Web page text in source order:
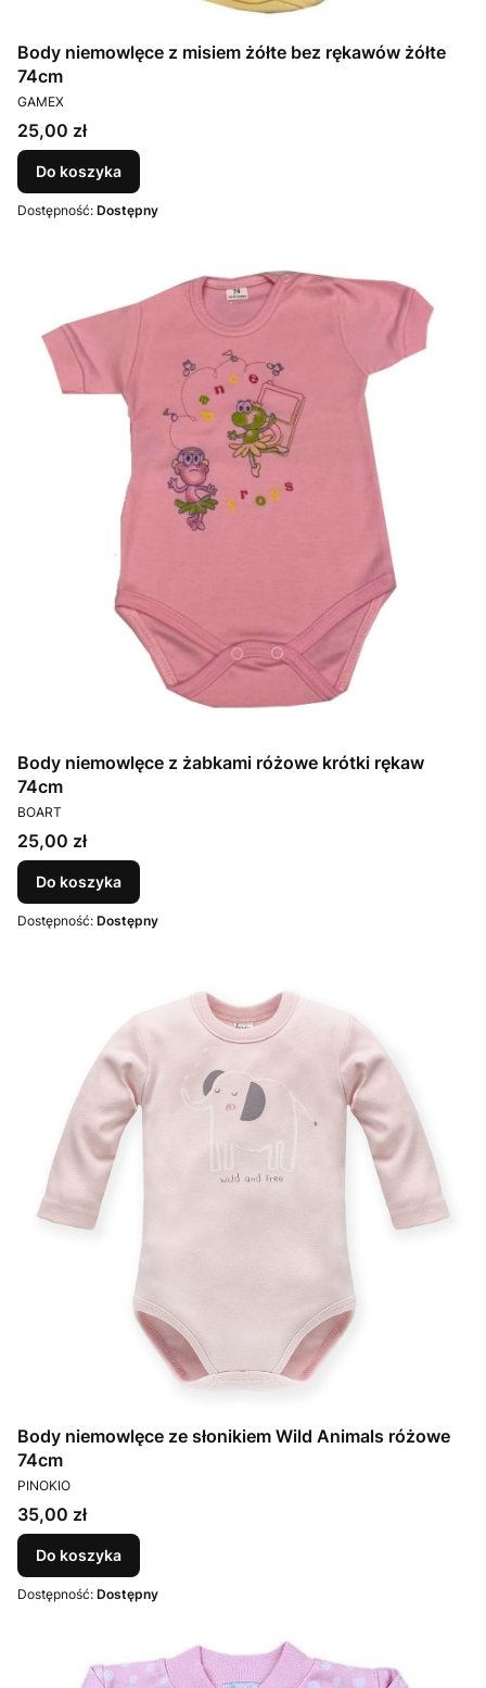
Body niemowlęce z misiem żółte bez rękawów żółte
74cm
PRODUCENT
GAMEX
Cena
25,00 zł
Do koszyka
Dostępność: Dostępny
Body niemowlęce z żabkami różowe krótki rękaw
74cm
PRODUCENT
BOART
Cena
25,00 zł
Do koszyka
Dostępność: Dostępny
Body niemowlęce ze słonikiem Wild Animals różowe
74cm
PRODUCENT
PINOKIO
Cena
35,00 zł
Do koszyka
Dostępność: Dostępny